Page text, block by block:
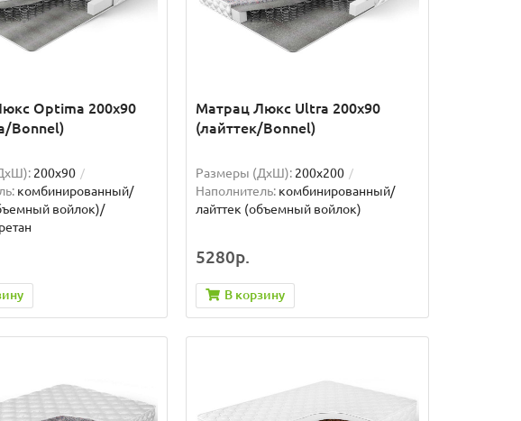
Optima 200x90
Bonnel)
200x90
комбинированный/
войлок)/
Матрац Люкс Ultra 200x90
(лайттек/Bonnel)
Размеры (ДxШ): 200x200
Наполнитель: комбинированный/
лайттек (объемный войлок)
5280р.
В корзину